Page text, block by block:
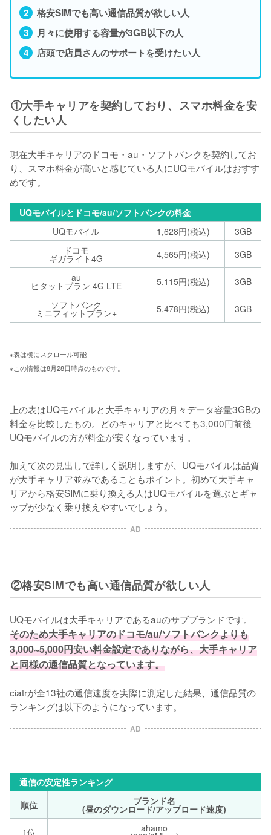
格安SIMでも高い通信品質が欲しい人
月々に使用する容量が3GB以下の人
店頭で店員さんのサポートを受けたい人
①大手キャリアを契約しており、スマホ料金を安
くしたい人
現在大手キャリアのドコモ・au・ソフトバンクを契約してお
り、スマホ料金が高いと感じている人にUQモバイルはおすす
めです。
UQモバイルとドコモ/au/ソフトバンクの料金
UQモバイル
1,628円(税込)
3GB
ドコモ
ギガライト4G 4,565円(税込)
3GB
au
ピタットプラン 4G LTE 5,115円(税込)
3GB
ソフトバンク
ミニフィットプラン+ 5,478円(税込) 3GB
※表は横にスクロール可能
※この情報は8月28日時点のものです。
上の表はUQモバイルと大手キャリアの月々データ容量3GBの
料金を比較したもの。どのキャリアと比べても3,000円前後
UQモバイルの方が料金が安くなっています。
加えて次の見出しで詳しく説明しますが、UQモバイルは品質
が大手キャリア並みであることもポイント。初めて大手キャ
リアから格安SIMに乗り換える人はUQモバイルを選ぶとギャ
ップが少なく乗り換えやすいでしょう。
AD
②格安SIMでも高い通信品質が欲しい人
UQモバイルは大手キャリアであるauのサブブランドです。
そのため大手キャリアのドコモ/au/ソフトバンクよりも
3,000~5,000円安い料金設定でありながら、大手キャリア
と同様の通信品質となっています。
ciatrが全13社の通信速度を実際に測定した結果、通信品質の
ランキングは以下のようになっています。
AD
通信の安定性ランキング
順位
ブランド名
(昼のダウンロード/アップロード速度)
1位
ahamo